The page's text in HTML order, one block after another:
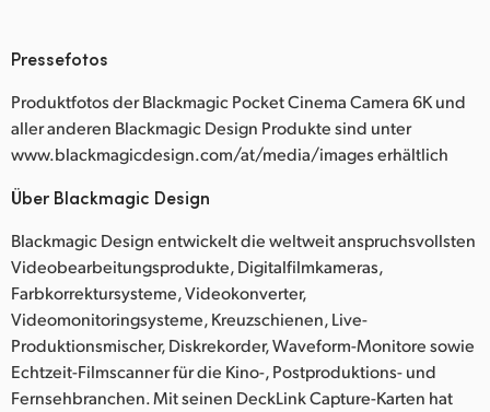
Pressefotos
Produktfotos der Blackmagic Pocket Cinema Camera 6K und
aller anderen Blackmagic Design Produkte sind unter
www.blackmagicdesign.com/at/media/images erhältlich
Über Blackmagic Design
Blackmagic Design entwickelt die weltweit anspruchsvollsten
Videobearbeitungsprodukte, Digitalfilmkameras,
Farbkorrektursysteme, Videokonverter,
Videomonitoringsysteme, Kreuzschienen, Live-
Produktionsmischer, Diskrekorder, Waveform-Monitore sowie
Echtzeit-Filmscanner für die Kino-, Postproduktions- und
Fernsehbranchen. Mit seinen DeckLink Capture-Karten hat